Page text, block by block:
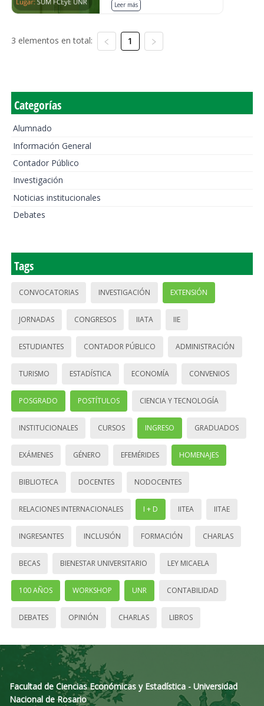
Leer más
3 elementos en total: 1
Categorías
Alumnado
Información General
Contador Público
Investigación
Noticias institucionales
Debates
Tags
CONVOCATORIAS INVESTIGACIÓN EXTENSIÓN
JORNADAS CONGRESOS IIATA IIE
ESTUDIANTES CONTADOR PÚBLICO ADMINISTRACIÓN
TURISMO ESTADÍSTICA ECONOMÍA CONVENIOS
POSGRADO POSTÍTULOS CIENCIA Y TECNOLOGÍA
INSTITUCIONALES CURSOS INGRESO GRADUADOS
EXÁMENES GÉNERO EFEMÉRIDES HOMENAJES
BIBLIOTECA DOCENTES NODOCENTES
RELACIONES INTERNACIONALES I + D IITEA IITAE
INGRESANTES INCLUSIÓN FORMACIÓN CHARLAS
BECAS BIENESTAR UNIVERSITARIO LEY MICAELA
100 AÑOS WORKSHOP UNR CONTABILIDAD
DEBATES OPINIÓN CHARLAS LIBROS
Facultad de Ciencias Económicas y Estadística - Universidad
Nacional de Rosario